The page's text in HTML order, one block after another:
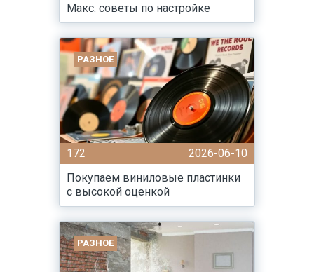
Макс: советы по настройке
РАЗНОЕ
172
2026-06-10
Покупаем виниловые пластинки
с высокой оценкой
РАЗНОЕ